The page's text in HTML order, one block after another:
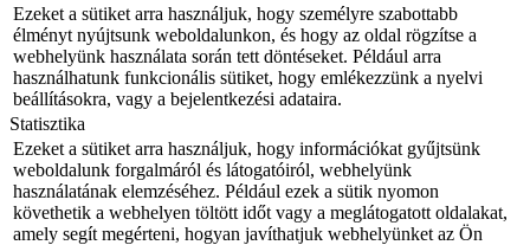
Ezeket a sütiket arra használjuk, hogy személyre szabottabb
élményt nyújtsunk weboldalunkon, és hogy az oldal rögzítse a
webhelyünk használata során tett döntéseket. Például arra
használhatunk funkcionális sütiket, hogy emlékezzünk a nyelvi
beállításokra, vagy a bejelentkezési adataira.
Statisztika
Ezeket a sütiket arra használjuk, hogy információkat gyűjtsünk
weboldalunk forgalmáról és látogatóiról, webhelyünk
használatának elemzéséhez. Például ezek a sütik nyomon
követhetik a webhelyen töltött időt vagy a meglátogatott oldalakat,
amely segít megérteni, hogyan javíthatjuk webhelyünket az Ön